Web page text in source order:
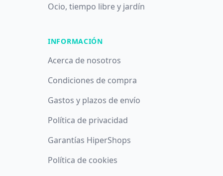
Ocio, tiempo libre y jardín
INFORMACIÓN
Acerca de nosotros
Condiciones de compra
Gastos y plazos de envío
Política de privacidad
Garantías HiperShops
Política de cookies
Utilizamos cookies propias y de terceros con fines analíticos y
publicitarios. Puede aceptar todas las cookies pulsando el